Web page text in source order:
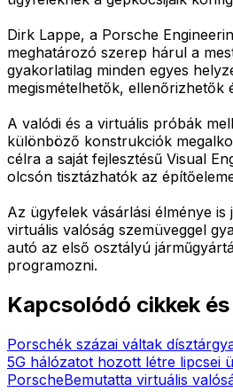
Dirk Lappe, a Porsche
meghatározó szerep hárul a
gyakorlatilag minden egyes
megismételhetők, ellenőrizhetők
A valódi és a virtuális próbák
különböző konstrukciók
célra a saját fejlesztésű Visual
olcsón tisztázhatók az
Az ügyfelek vásárlási élménye
virtuális valóság szemüveggel
autó az első osztályú
programozni.
Kapcsolódó cikkek
Porschék százai váltak
5G hálózatot hozott létre lipcsei
PorscheBemutatta virtuális